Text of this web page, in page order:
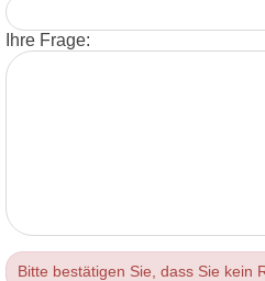
Ihre Frage:
Bitte bestätigen Sie, dass Sie kein